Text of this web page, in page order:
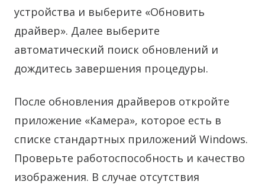
устройства и выберите «Обновить
драйвер». Далее выберите
автоматический поиск обновлений и
дождитесь завершения процедуры.
После обновления драйверов откройте
приложение «Камера», которое есть в
списке стандартных приложений Windows.
Проверьте работоспособность и качество
изображения. В случае отсутствия